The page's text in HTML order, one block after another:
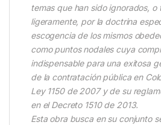
temas que han sido ignorados, o
ligeramente, por la doctrina
escogencia de los mismos
como puntos nodales cuya
indispensable para una exitosa
de la contratación pública en
Ley 1150 de 2007 y de su
en el Decreto 1510 de 2013.
Esta obra busca en su conjunto